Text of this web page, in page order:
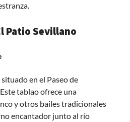
Patio Sevillano
en el Paseo de
tablao ofrece una
y otros bailes tradicionales
encantador junto al río